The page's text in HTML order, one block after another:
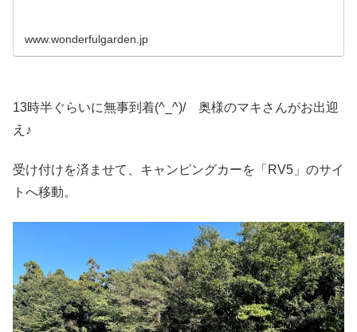
www.wonderfulgarden.jp
13時半ぐらいに無事到着(^_^)/ 奥様のマキさんがお出迎
え♪
受け付けを済ませて、キャンピングカーを「RV5」のサイ
トへ移動。